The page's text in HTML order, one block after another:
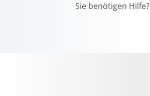
Sie benötigen Hilfe?